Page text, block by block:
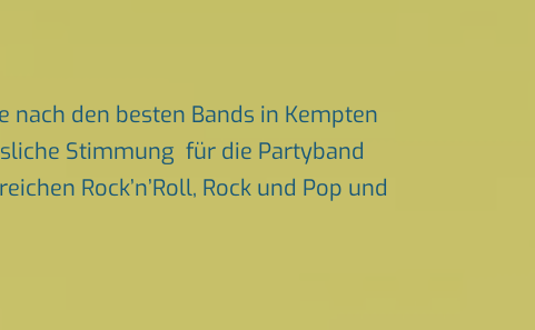
nach den besten Bands in Kempten
Stimmung für die Partyband
Rock’n’Roll, Rock und Pop und